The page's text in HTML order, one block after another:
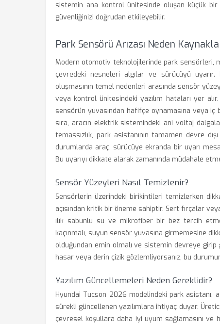
sistemin ana kontrol ünitesinde oluşan küçük bir
güvenliğinizi doğrudan etkileyebilir.
Park Sensörü Arızası Neden
Modern otomotiv teknolojilerinde park sensörleri,
çevredeki nesneleri algılar ve sürücüyü
oluşmasının temel nedenleri arasında sensör
veya kontrol ünitesindeki yazılım hataları yer
sensörün yuvasından hafifçe oynamasına veya iç
sıra, aracın elektrik sistemindeki ani voltaj
temassızlık, park asistanının tamamen devre
durumlarda araç, sürücüye ekranda bir uyarı
Bu uyarıyı dikkate alarak zamanında müdahale
Sensör Yüzeyleri Nasıl Temizlenir?
Sensörlerin üzerindeki birikintileri temizlerken
açısından kritik bir öneme sahiptir. Sert fırçalar
ılık sabunlu su ve mikrofiber bir bez tercih
kaçınmalı, suyun sensör yuvasına girmemesine
olduğundan emin olmalı ve sistemin devreye
hasar veya derin çizik gözlemliyorsanız, bu
Yazılım Güncellemeleri Neden Gereklidir?
Hyundai Tucson 2026 modelindeki park asistanı,
sürekli güncellenen yazılımlara ihtiyaç duyar.
çevresel koşullara daha iyi uyum sağlamasını ve